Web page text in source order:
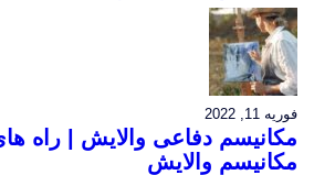
فوریه 11, 2022
مکانیسم دفاعی والایش | راه
مکانیسم والایش